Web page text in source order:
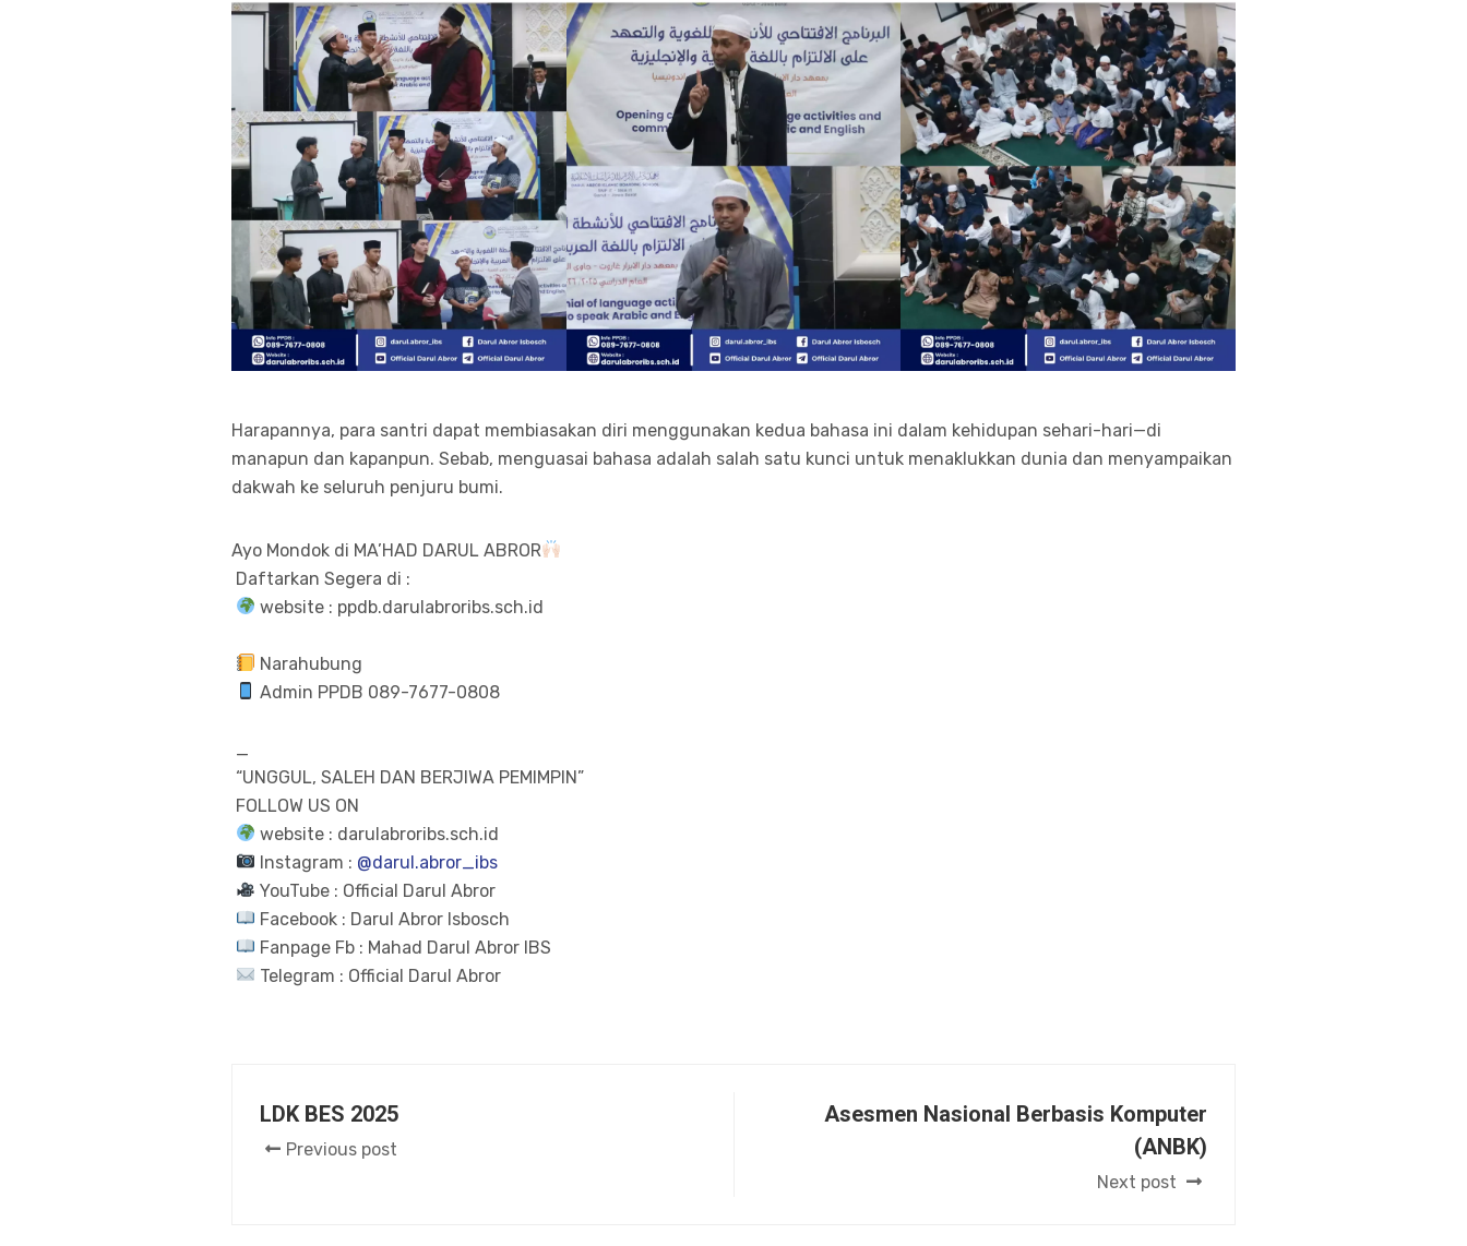
Harapannya, para santri dapat membiasakan diri menggunakan kedua bahasa ini dalam kehidupan sehari-hari—di
manapun dan kapanpun. Sebab, menguasai bahasa adalah salah satu kunci untuk menaklukkan dunia dan menyampaikan
dakwah ke seluruh penjuru bumi.
Ayo Mondok di MA’HAD DARUL ABROR
Daftarkan Segera di :
website : ppdb.darulabroribs.sch.id
Narahubung
Admin PPDB 089-7677-0808
_
“UNGGUL, SALEH DAN BERJIWA PEMIMPIN”
FOLLOW US ON
website : darulabroribs.sch.id
Instagram : @darul.abror_ibs
YouTube : Official Darul Abror
Facebook : Darul Abror Isbosch
Fanpage Fb : Mahad Darul Abror IBS
Telegram : Official Darul Abror
LDK BES 2025
Previous post
Asesmen Nasional Berbasis Komputer
(ANBK)
Next post